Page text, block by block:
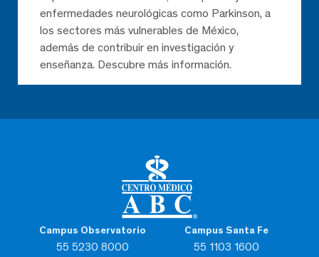
Campus Observatorio
55 5230 8000
Campus Santa Fe
55 1103 1600
enfermedades neurológicas como Parkinson, a
los sectores más vulnerables de México,
además de contribuir en investigación y
enseñanza. Descubre más información.